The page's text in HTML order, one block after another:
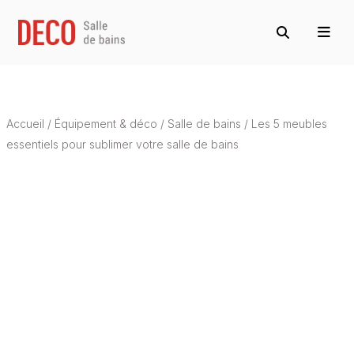
Accueil / Équipement & déco / Salle de bains / Les 5 meubles
essentiels pour sublimer votre salle de bains